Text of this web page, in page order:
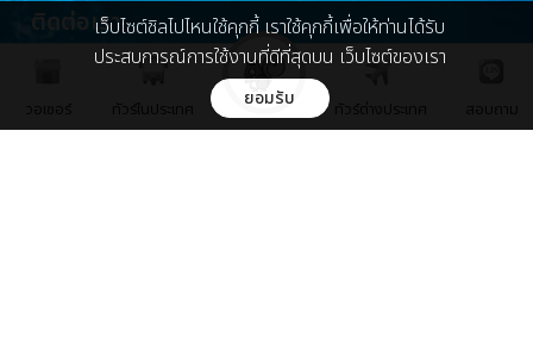
ติดต่อเรา
บริษัท ชิล มีเดีย จำกัด
89 พหลโยธิน ซอย 5 ถ.พหลโยธิน
แขวงพญาไท เขตพญาไท กรุงเทพ 10400
เว็บไซต์ชิลไปไหนใช้คุกกี้ เราใช้คุกกี้เพื่อให้ท่านได้รับ
ประสบการณ์การใช้งานที่ดีที่สุดบน เว็บไซต์ของเรา
ยอมรับ